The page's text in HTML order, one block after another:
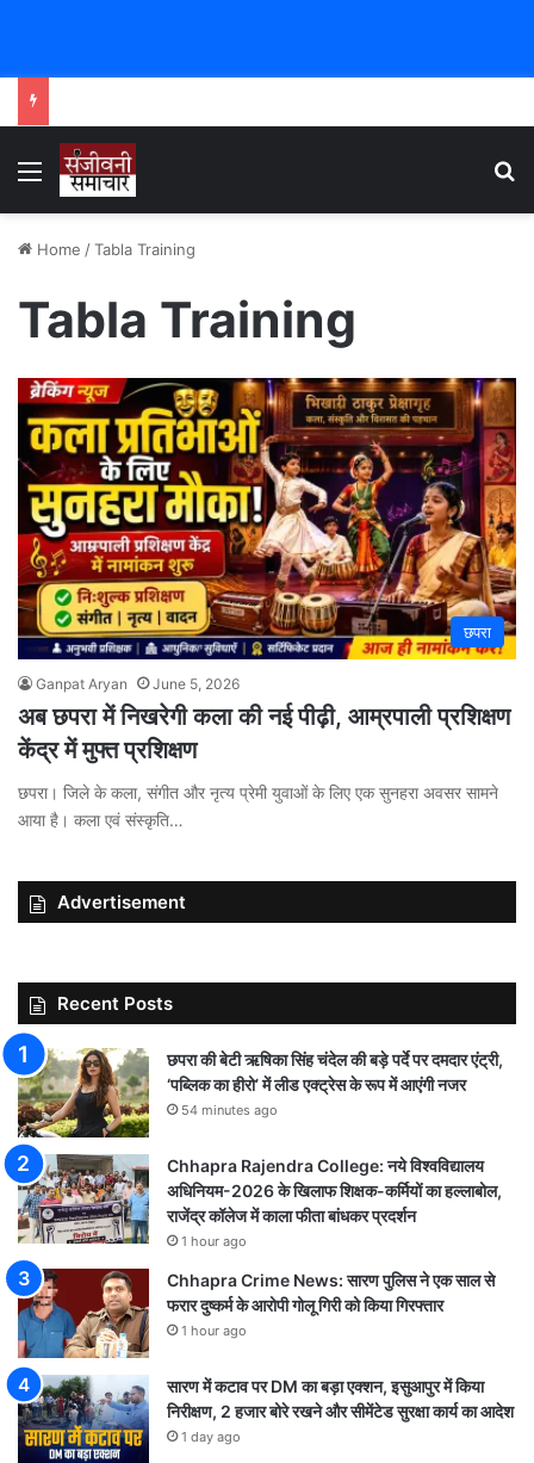
Menu
Home /Tabla Training
Tabla Training
छपरा
Ganpat Aryan June 5, 2026
अब छपरा में निखरेगी कला की नई पीढ़ी, आम्रपाली प्रशिक्षण
केंद्र में मुफ्त प्रशिक्षण
छपरा। जिले के कला, संगीत और नृत्य प्रेमी युवाओं के लिए एक सुनहरा अवसर सामने
आया है। कला एवं संस्कृति…
Advertisement
Recent Posts
छपरा की बेटी ऋषिका सिंह चंदेल की बड़े पर्दे पर दमदार एंट्री,
‘पब्लिक का हीरो’ में लीड एक्ट्रेस के रूप में आएंगी नजर
54 minutes ago
Chhapra Rajendra College: नये विश्वविद्यालय
अधिनियम-2026 के खिलाफ शिक्षक-कर्मियों का हल्लाबोल,
राजेंद्र कॉलेज में काला फीता बांधकर प्रदर्शन
1 hour ago
Chhapra Crime News: सारण पुलिस ने एक साल से
फरार दुष्कर्म के आरोपी गोलू गिरी को किया गिरफ्तार
1 hour ago
सारण में कटाव पर DM का बड़ा एक्शन, इसुआपुर में किया
निरीक्षण, 2 हजार बोरे रखने और सीमेंटेड सुरक्षा कार्य का आदेश
1 day ago